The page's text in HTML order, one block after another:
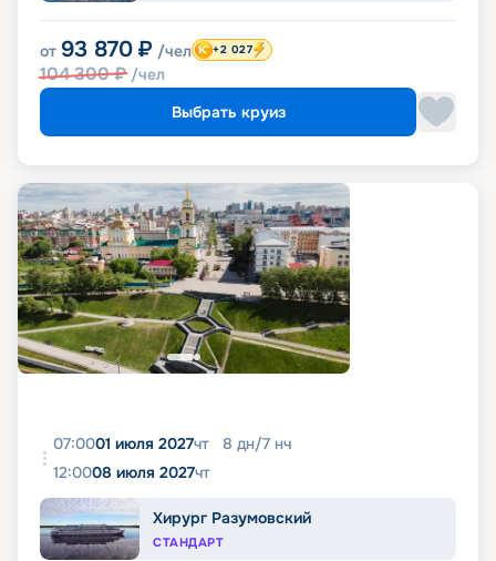
от 93 870 ₽ /чел
104 300₽ /чел
+2 027
Выбрать круиз
07:0001 июля 2027чт 8 дн/7 нч
12:0008 июля 2027чт
Хирург Разумовский
СТАНДАРТ